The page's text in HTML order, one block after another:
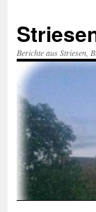
springen
Berichte aus Striesen,